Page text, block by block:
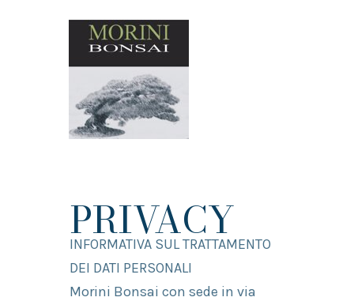
PRIVACY
INFORMATIVA SUL TRATTAMENTO
DEI DATI PERSONALI
Morini Bonsai con sede in via